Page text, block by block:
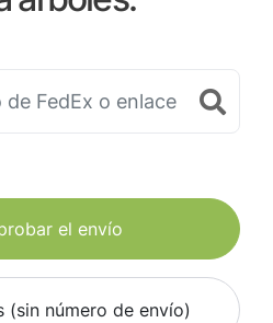
el envío
(sin número de envío)